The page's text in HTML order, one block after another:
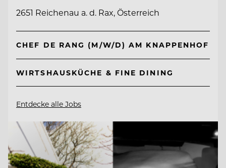
2651 Reichenau a. d. Rax, Österreich
CHEF DE RANG (M/W/D) AM KNAPPENHOF
WIRTSHAUSKÜCHE & FINE DINING
Entdecke alle Jobs